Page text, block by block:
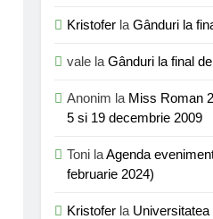
Kristofer laGânduri la
vale laGânduri la final
Anonim la Miss Roman
5 si 19 decembrie 2009
Toni laAgenda
februarie 2024)
Kristofer la Universitatea